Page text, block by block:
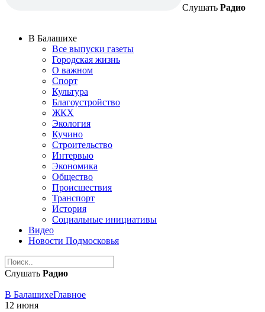
Слушать Радио
В Балашихе
Все выпуски газеты
Городская жизнь
О важном
Спорт
Культура
Благоустройство
ЖКХ
Экология
Кучино
Строительство
Интервью
Экономика
Общество
Происшествия
Транспорт
История
Социальные инициативы
Видео
Новости Подмосковья
Слушать Радио
В БалашихеГлавное
12 июня